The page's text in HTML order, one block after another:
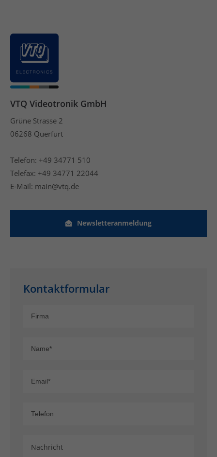
VTQ Videotronik GmbH
Grüne Strasse 2
06268 Querfurt
Telefon: +49 34771 510
Telefax: +49 34771 22044
E-Mail: main@vtq.de
Newsletteranmeldung
Kontaktformular